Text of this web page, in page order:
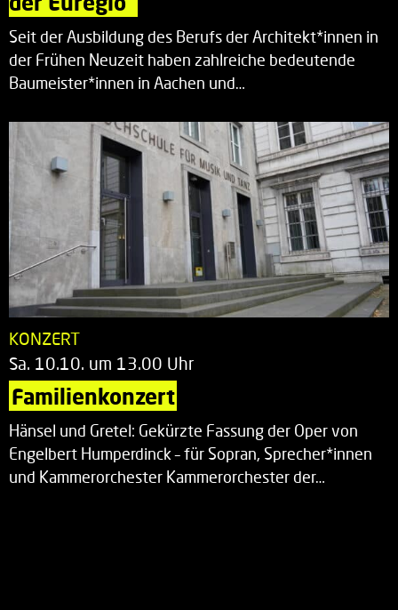
Seit der Ausbildung des Berufs der Architekt*innen in
der Frühen Neuzeit haben zahlreiche bedeutende
Baumeister*innen in Aachen und…
KONZERT
Sa. 10.10. um 13.00 Uhr
Familienkonzert
Hänsel und Gretel: Gekürzte Fassung der Oper von
Engelbert Humperdinck – für Sopran, Sprecher*innen
und Kammerorchester Kammerorchester der…